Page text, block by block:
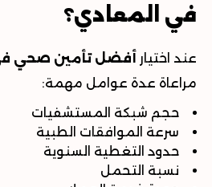
في المعادي؟
عند اختيار أفضل تأمين صحي
مراعاة عدة عوامل مهمة:
حجم شبكة المستشفيات
سرعة الموافقات الطبية
حدود التغطية السنوية
نسبة التحمل